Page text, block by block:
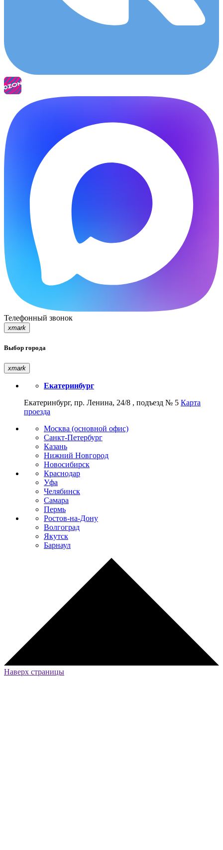
Телефонный звонок
xmark
Выбор города
xmark
Екатеринбург
Екатеринбург, пр. Ленина, 24/8 , подъезд № 5 Карта
проезда
Москва (основной офис)
Санкт-Петербург
Казань
Нижний Новгород
Новосибирск
Краснодар
Уфа
Челябинск
Самара
Пермь
Ростов-на-Дону
Волгоград
Якутск
Барнаул
Наверх страницы